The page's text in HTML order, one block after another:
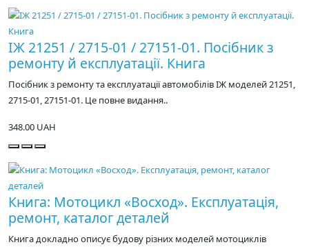
ІЖ 21251 / 2715-01 / 27151-01. Посібник з
ремонту й експлуатації. Книга
Посібник з ремонту та експлуатації автомобілів ІЖ моделей 21251,
2715-01, 27151-01. Це повне видання..
348.00 UAH
Книга: Мотоцикл «Восход». Експлуатація,
ремонт, каталог деталей
Книга докладно описує будову різних моделей мотоциклів